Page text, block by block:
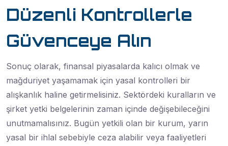
Düzenli Kontrollerle
Güvenceye Alın
Sonuç olarak, finansal piyasalarda kalıcı olmak ve
mağduriyet yaşamamak için yasal kontrolleri bir
alışkanlık haline getirmelisiniz. Sektördeki kuralların ve
şirket yetki belgelerinin zaman içinde değişebileceğini
unutmamalısınız. Bugün yetkili olan bir kurum, yarın
yasal bir ihlal sebebiyle ceza alabilir veya faaliyetleri